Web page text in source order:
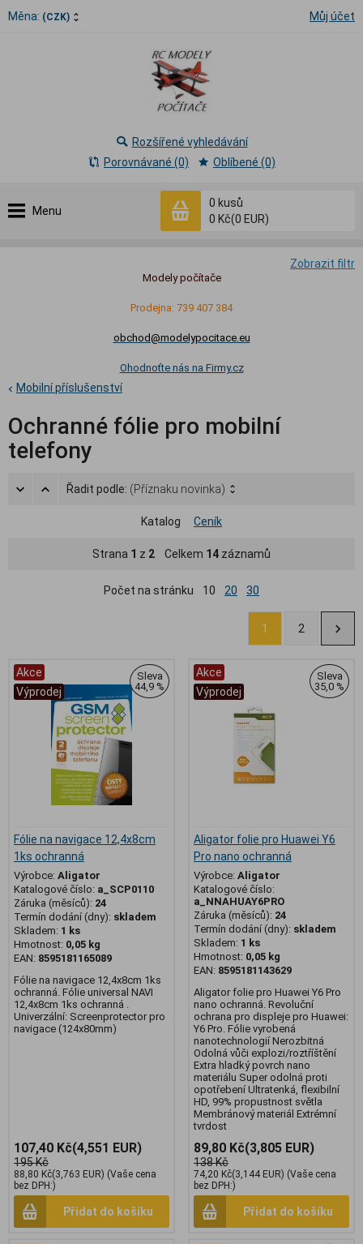
Měna: (CZK) Můj účet
Menu
0 kusů
0 Kč(0 EUR)
Rozšířené vyhledávání
Porovnávané (0)
Oblíbené (0)
Zobrazit filtr
Modely počítače
Prodejna: 739 407 384
obchod@modelypocitace.eu
Ohodnoťte nás na Firmy.cz
Mobilní příslušenství
Ochranné fólie pro mobilní
telefony
Řadit podle: (Příznaku novinka)
Katalog Ceník
Strana 1 z 2 Celkem 14 záznamů
Počet na stránku 10 20 30
1 2
Akce
Výprodej
Sleva
44,9 %
Fólie na navigace 12,4x8cm
1ks ochranná
Výrobce: Aligator
Katalogové číslo: a_SCP0110
Záruka (měsíců): 24
Termín dodání (dny): skladem
Skladem: 1 ks
Hmotnost: 0,05 kg
EAN: 8595181165089
Fólie na navigace 12,4x8cm 1ks
ochranná. Fólie universal NAVI
12,4x8cm 1ks ochranná .
Univerzální: Screenprotector pro
navigace (124x80mm)
107,40 Kč(4,551 EUR)
195 Kč
88,80 Kč(3,763 EUR) (Vaše cena
bez DPH:)
Přidat do košíku
Akce
Výprodej
Sleva
35,0 %
Aligator folie pro Huawei Y6
Pro nano ochranná
Výrobce: Aligator
Katalogové číslo:
a_NNAHUAY6PRO
Záruka (měsíců): 24
Termín dodání (dny): skladem
Skladem: 1 ks
Hmotnost: 0,05 kg
EAN: 8595181143629
Aligator folie pro Huawei Y6 Pro
nano ochranná. Revoluční
ochrana pro displeje pro Huawei:
Y6 Pro. Fólie vyrobená
nanotechnologií Nerozbitná
Odolná vůči explozi/roztříštění
Extra hladký povrch nano
materiálu Super odolná proti
opotřebení Ultratenká, flexibilní
HD, 99% propustnost světla
Membránový materiál Extrémní
tvrdost
89,80 Kč(3,805 EUR)
138 Kč
74,20 Kč(3,144 EUR) (Vaše cena
bez DPH:)
Přidat do košíku